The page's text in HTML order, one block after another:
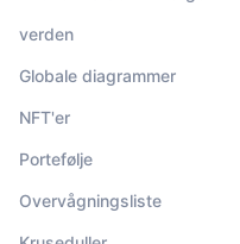
verden
Globale diagrammer
NFT'er
Portefølje
Overvågningsliste